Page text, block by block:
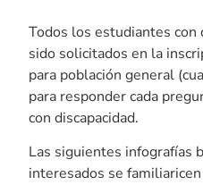
Todos los estudiantes con
sido solicitados en la
para población general
para responder cada
con discapacidad.
Las siguientes infografías
interesados se